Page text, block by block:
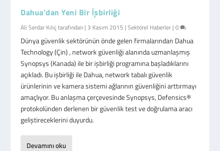
Dahua'dan Yeni Bir İşbirliği
Ali Serdar Kılıçtarafından | 3 Kasım 2015 |Sektörel Haberler |0
Dünya güvenlik sektörünün önde gelen firmalarından Dahua
Technology (Çin) , network güvenliği alanında uzmanlaşmış
Synopsys (Kanada) ile bir işbirliği programına başladıklarını
açıkladı. Bu işbirliği ile Dahua, network tabalı güvenlik
ürünlerinin ve kamera sistemi ağlarının güvenliğini arttırmayı
amaçlıyor. Bu anlaşma çerçevesinde Synopsys, Defensics®
protokolünden derlenen bir güvenlik test ve doğrulama aracı
geliştireceklerini duyurdu.
Devamını oku